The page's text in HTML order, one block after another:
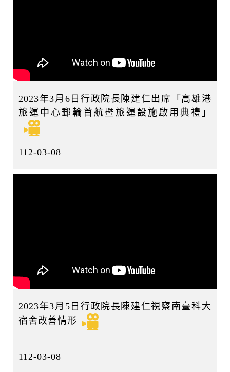
2023年3月6日行政院長陳建仁出席「高雄港
旅運中心郵輪首航暨旅運設施啟用典禮」
112-03-08
2023年3月5日行政院長陳建仁視察南臺科大
宿舍改善情形
112-03-08